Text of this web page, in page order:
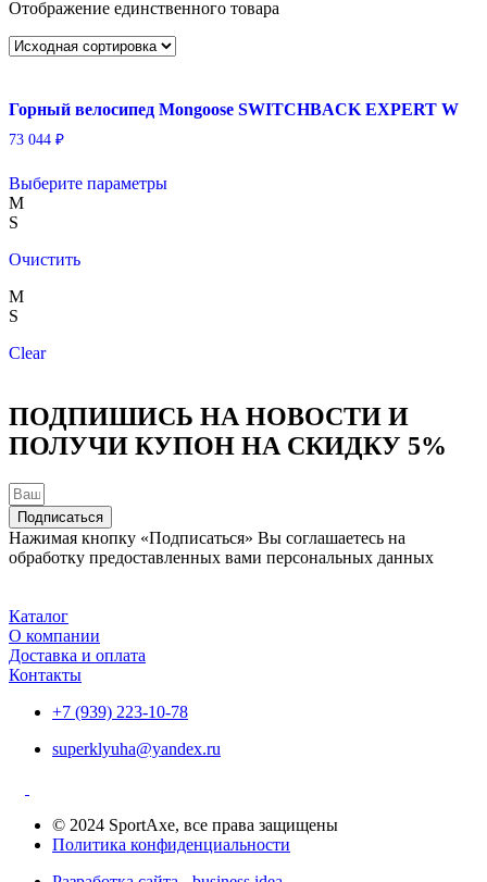
Отображение единственного товара
Горный велосипед Mongoose SWITCHBACK EXPERT W
73 044 ₽
Выберите параметрытовар
M
S
Очистить
M
S
Clear
ПОДПИШИСЬ НА НОВОСТИ И
ПОЛУЧИ КУПОН НА СКИДКУ 5%
Подписаться
Нажимая кнопку «Подписаться» Вы соглашаетесь на
обработку предоставленных вами персональных данных
Каталог
О компании
Доставка и оплата
Контакты
+7 (939) 223-10-78
superklyuha@yandex.ru
© 2024 SportAxe, все права защищены
Политика конфиденциальности